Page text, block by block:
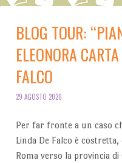
BLOG TOUR:
ELEONORA
FALCO
29 AGOSTO 2020
Per far fronte a un caso
Linda De Falco è
Roma verso la provincia